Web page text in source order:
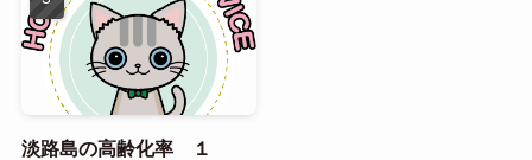
淡路島の高齢化率 １